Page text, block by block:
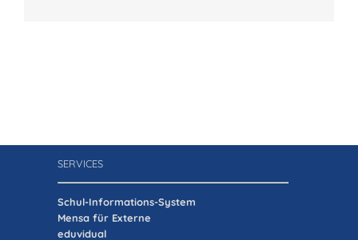
SERVICES
Schul-Informations-System
Mensa für Externe
eduvidual